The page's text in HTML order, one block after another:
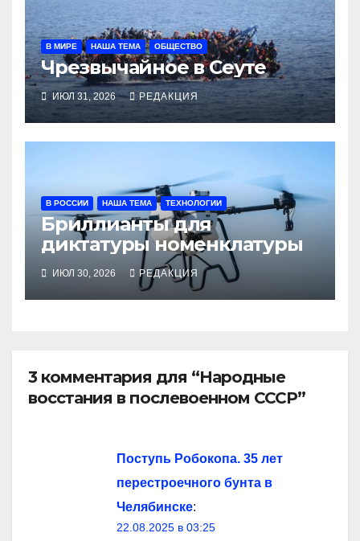
В МИРЕ НАША ТЕМА ОБЩЕСТВО
Чрезвычайное в Сеуте
ИЮЛ 31, 2026 РЕДАКЦИЯ
В РОССИИ НАША ТЕМА ТЕХНОЛОГИИ
Бриллианты для
диктатуры номенклатуры
ИЮЛ 30, 2026 РЕДАКЦИЯ
3 комментария для “Народные
восстания в послевоенном СССР”
Поступь Робокопа. 35 лет
перестроечного бунта в
Челябинске:
22.08.2025 в 03:25